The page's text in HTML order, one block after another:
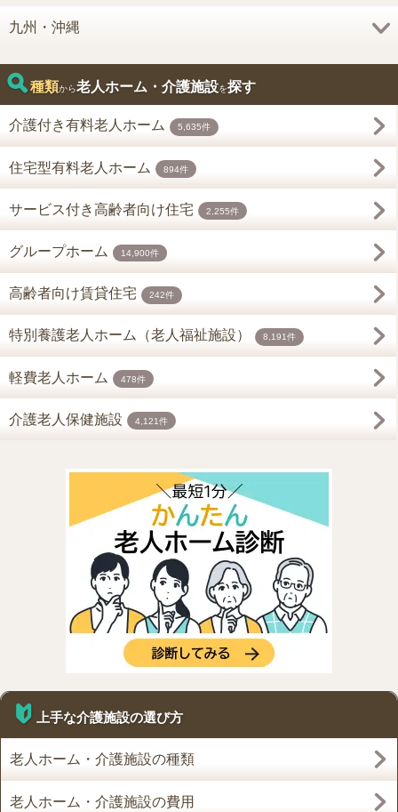
九州・沖縄
種類から老人ホーム・介護施設を探す
介護付き有料老人ホーム 5,635件
住宅型有料老人ホーム 894件
サービス付き高齢者向け住宅 2,255件
グループホーム 14,900件
高齢者向け賃貸住宅 242件
特別養護老人ホーム（老人福祉施設） 8,191件
軽費老人ホーム 478件
介護老人保健施設 4,121件
上手な介護施設の選び方
老人ホーム・介護施設の種類
老人ホーム・介護施設の費用